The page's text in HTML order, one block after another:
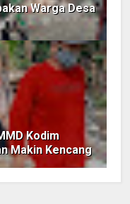
Warga Desa
Kodim
Makin Kencang